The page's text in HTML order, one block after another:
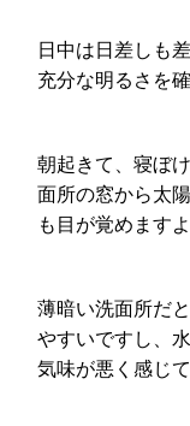
日中は日差しも
充分な明るさを
朝起きて、寝ぼ
面所の窓から太
も目が覚めますよ
薄暗い洗面所だ
やすいですし、
気味が悪く感じ